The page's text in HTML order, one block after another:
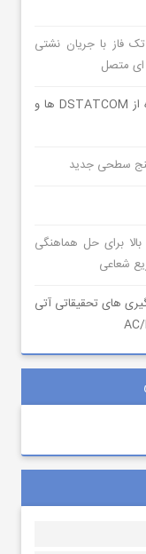
تک فاز با جریان نشتی
ای متصل
دانلود مقاله کاهش نوسانات ولتاژ با استفاده از DSTATCOM ها و
سطحی جدید
بالا برای حل هماهنگی
شعاعی
های تحقیقاتی آتی